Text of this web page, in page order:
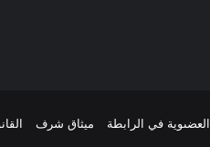
العضىوية في الرابطة ميثاق شرف